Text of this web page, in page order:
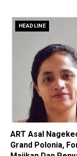
HEADLINE
ART Asal
Grand Polonia,